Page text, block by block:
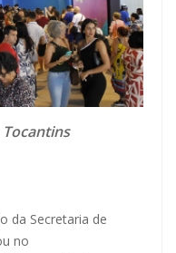
da Secretaria de
no